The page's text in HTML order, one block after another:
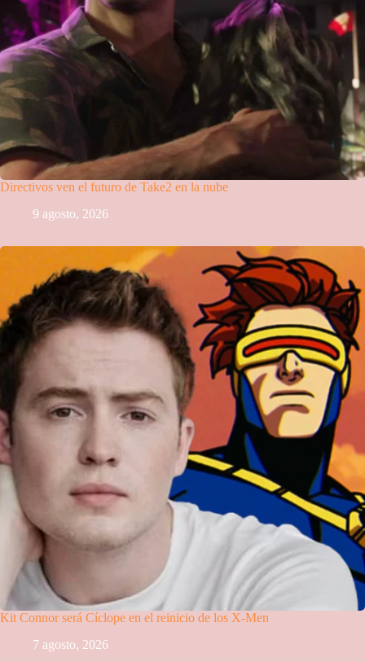
Directivos ven el futuro de Take2 en la nube
9 agosto, 2026
Kit Connor será Cíclope en el reinicio de los X-Men
7 agosto, 2026